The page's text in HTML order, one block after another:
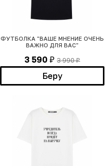
ФУТБОЛКА "ВАШЕ МНЕНИЕ ОЧЕНЬ
ВАЖНО ДЛЯ ВАС"
3 590 ₽ 3 990₽
Беру